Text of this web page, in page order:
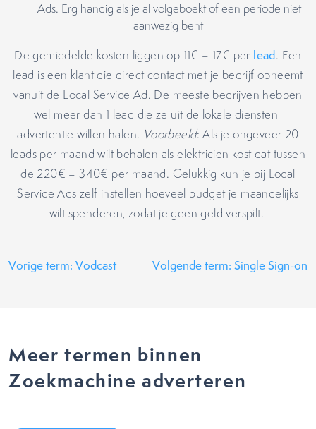
Ads. Erg handig als je al volgeboekt of een periode niet
aanwezig bent
De gemiddelde kosten liggen op 11€ – 17€ per lead. Een
lead is een klant die direct contact met je bedrijf opneemt
vanuit de Local Service Ad. De meeste bedrijven hebben
wel meer dan 1 lead die ze uit de lokale diensten-
advertentie willen halen. Voorbeeld: Als je ongeveer 20
leads per maand wilt behalen als elektricien kost dat tussen
de 220€ – 340€ per maand. Gelukkig kun je bij Local
Service Ads zelf instellen hoeveel budget je maandelijks
wilt spenderen, zodat je geen geld verspilt.
Vorige term: Vodcast Volgende term: Single Sign-on
Meer termen binnen
Zoekmachine adverteren